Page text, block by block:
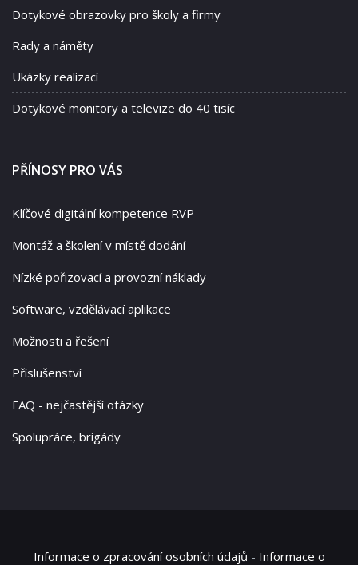
Dotykové obrazovky pro školy a firmy
Rady a náměty
Ukázky realizací
Dotykové monitory a televize do 40 tisíc
PŘÍNOSY PRO VÁS
Klíčové digitální kompetence RVP
Montáž a školení v místě dodání
Nízké pořizovací a provozní náklady
Software, vzdělávací aplikace
Možnosti a řešení
Příslušenství
FAQ - nejčastější otázky
Spolupráce, brigády
Informace o zpracování osobních údajů - Informace o